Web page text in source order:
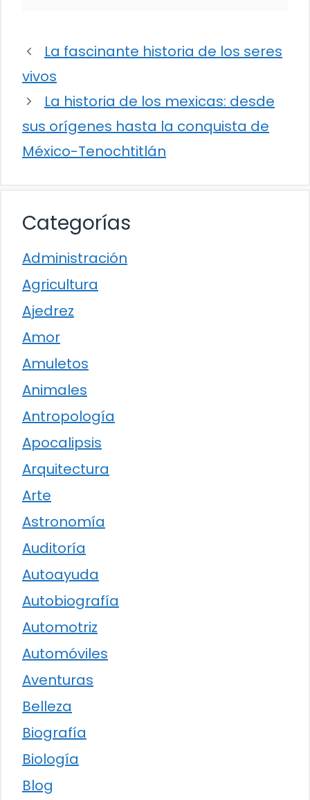
La fascinante historia de los seres
vivos
La historia de los mexicas: desde
sus orígenes hasta la conquista de
México-Tenochtitlán
Categorías
Administración
Agricultura
Ajedrez
Amor
Amuletos
Animales
Antropología
Apocalipsis
Arquitectura
Arte
Astronomía
Auditoría
Autoayuda
Autobiografía
Automotriz
Automóviles
Aventuras
Belleza
Biografía
Biología
Blog